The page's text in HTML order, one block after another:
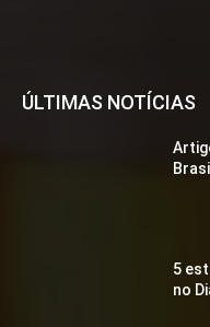
ÚLTIMAS NOTÍCIAS
5
no